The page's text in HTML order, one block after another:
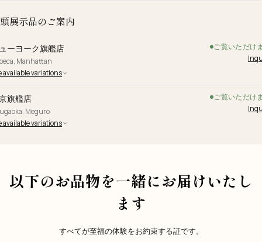
展示品のご案内
ーヨーク旗艦店
Manhattan
ご覧いただけ
available variations
旗艦店
Meguro
ご覧いただけ
available variations
以下のお品物を一緒にお届けいたし
ます
すべてが至福の体験をお約束する証です。